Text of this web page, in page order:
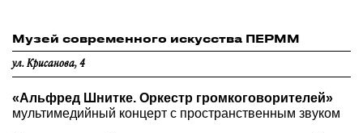
Музей современного искусства ПЕРММ
ул. Крисанова, 4
«Альфред Шнитке. Оркестр громкоговорителей»
мультимедийный концерт с пространственным звуком